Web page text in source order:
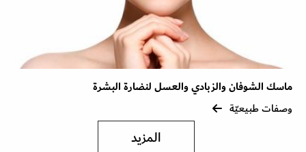
ماسك الشوفان والزبادي والعسل لنضارة البشرة
وصفات طبيعيّة
المزيد